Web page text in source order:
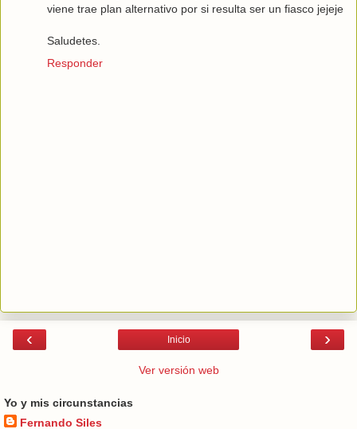
viene trae plan alternativo por si resulta ser un fiasco jejeje
Saludetes.
Responder
‹ ›
Inicio
Ver versión web
Yo y mis circunstancias
Fernando Siles